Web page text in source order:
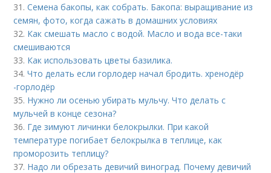
31.Семена бакопы, как собрать. Бакопа: выращивание из
семян, фото, когда сажать в домашних условиях
32. Как смешать масло с водой. Масло и вода все-таки
смешиваются
33. Как использовать цветы базилика.
34.Что делать если горлодер начал бродить. хренодёр
-горлодёр
35. Нужно ли осенью убирать мульчу. Что делать с
мульчей в конце сезона?
36. Где зимуют личинки белокрылки. При какой
температуре погибает белокрылка в теплице, как
проморозить теплицу?
37. Надо ли обрезать девичий виноград. Почему девичий